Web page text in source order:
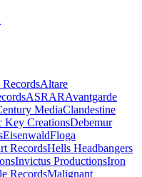
Altare
ASRARAvantgarde
MediaClandestine
Key CreationsDebemur
EisenwaldFloga
RecordsHells Headbangers
Invictus ProductionsIron
RecordsMalignant